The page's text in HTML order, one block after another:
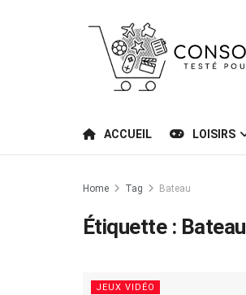
ACCUEIL LOISIRS
Home Tag Bateau
Étiquette : Bateau
JEUX VIDÉO